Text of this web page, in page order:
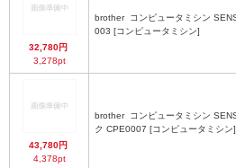
32,780円
3,278pt
brother
003 [コンピュータミシン]
43,780円
4,378pt
brother
ク CPE0007 [コンピュータミシン]